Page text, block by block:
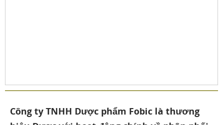
Công ty TNHH Dược phẩm Fobic là thương